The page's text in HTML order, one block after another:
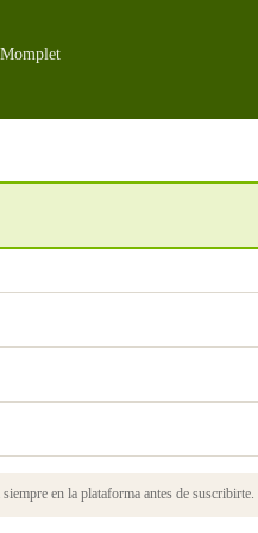
en la plataforma antes de suscribirte.